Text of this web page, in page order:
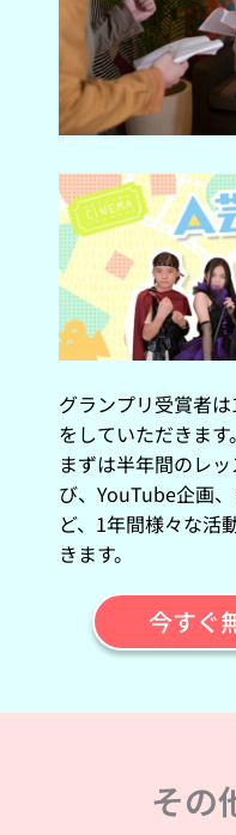
グランプリ受賞者
をしていただきます。
まずは半年間のレ
び、YouTube企画
ど、1年間様々な活
きます。
今すぐ
その